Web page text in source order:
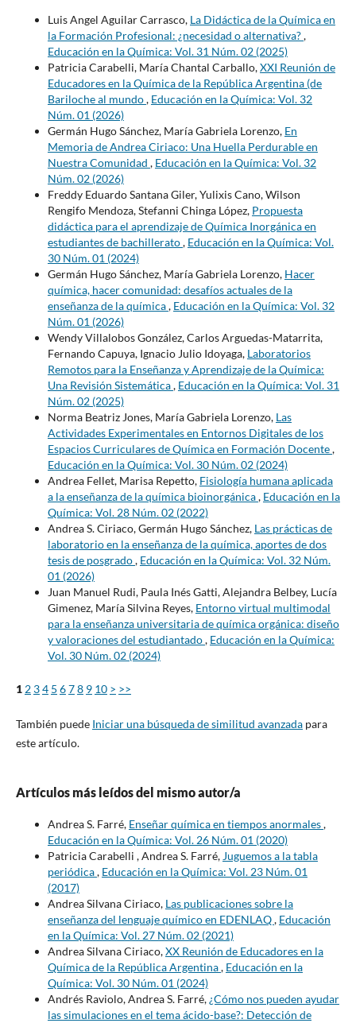
Luis Angel Aguilar Carrasco, La Didáctica de la Química en
la Formación Profesional: ¿necesidad o alternativa?,
Educación en la Química: Vol. 31 Núm. 02 (2025)
Patricia Carabelli, María Chantal Carballo,XXI Reunión de
Educadores en la Química de la República Argentina (de
Bariloche al mundo, Educación en la Química: Vol. 32
Núm. 01 (2026)
Germán Hugo Sánchez, María Gabriela Lorenzo, En
Memoria de Andrea Ciriaco: Una Huella Perdurable en
Nuestra Comunidad , Educación en la Química: Vol. 32
Núm. 02 (2026)
Freddy Eduardo Santana Giler, Yulixis Cano, Wilson
Rengifo Mendoza, Stefanni Chinga López, Propuesta
didáctica para el aprendizaje de Química Inorgánica en
estudiantes de bachillerato, Educación en la Química: Vol.
30 Núm. 01 (2024)
Germán Hugo Sánchez, María Gabriela Lorenzo, Hacer
química, hacer comunidad: desafíos actuales de la
enseñanza de la química, Educación en la Química: Vol. 32
Núm. 01 (2026)
Wendy Villalobos González, Carlos Arguedas-Matarrita,
Fernando Capuya, Ignacio Julio Idoyaga, Laboratorios
Remotos para la Enseñanza y Aprendizaje de la Química:
Una Revisión Sistemática, Educación en la Química: Vol. 31
Núm. 02 (2025)
Norma Beatriz Jones, María Gabriela Lorenzo, Las
Actividades Experimentales en Entornos Digitales de los
Espacios Curriculares de Química en Formación Docente,
Educación en la Química: Vol. 30 Núm. 02 (2024)
Andrea Fellet, Marisa Repetto, Fisiología humana aplicada
a la enseñanza de la química bioinorgánica, Educación en la
Química: Vol. 28 Núm. 02 (2022)
Andrea S. Ciriaco, Germán Hugo Sánchez, Las prácticas de
laboratorio en la enseñanza de la química, aportes de dos
tesis de posgrado, Educación en la Química: Vol. 32 Núm.
01 (2026)
Juan Manuel Rudi, Paula Inés Gatti, Alejandra Belbey, Lucía
Gimenez, María Silvina Reyes, Entorno virtual multimodal
para la enseñanza universitaria de química orgánica: diseño
y valoraciones del estudiantado, Educación en la Química:
Vol. 30 Núm. 02 (2024)
1 2 34 5 678 9 10 > >>
También puede Iniciar una búsqueda de similitud avanzadapara
este artículo.
Artículos más leídos del mismo autor/a
Andrea S. Farré, Enseñar química en tiempos anormales,
Educación en la Química: Vol. 26 Núm. 01 (2020)
Patricia Carabelli , Andrea S. Farré, Juguemos a la tabla
periódica, Educación en la Química: Vol. 23 Núm. 01
(2017)
Andrea Silvana Ciriaco, Las publicaciones sobre la
enseñanza del lenguaje químico en EDENLAQ, Educación
en la Química: Vol. 27 Núm. 02 (2021)
Andrea Silvana Ciriaco,XX Reunión de Educadores en la
Química de la República Argentina, Educación en la
Química: Vol. 30 Núm. 01 (2024)
Andrés Raviolo, Andrea S. Farré,¿Cómo nos pueden ayudar
las simulaciones en el tema ácido-base?: Detección de